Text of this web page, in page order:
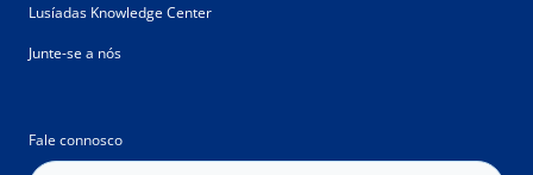
Lusíadas Knowledge Center
Junte-se a nós
Fale connosco